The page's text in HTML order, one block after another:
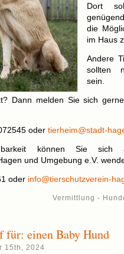
Dort
die
im Haus
Andere
sollten
sein.
Dann melden Sie sich
oder tierheim@stadt-
können Sie
und Umgebung e.V.
oder info@tierschutzverein-
Vermittlung -
für: einen Baby Hund
15th, 2024